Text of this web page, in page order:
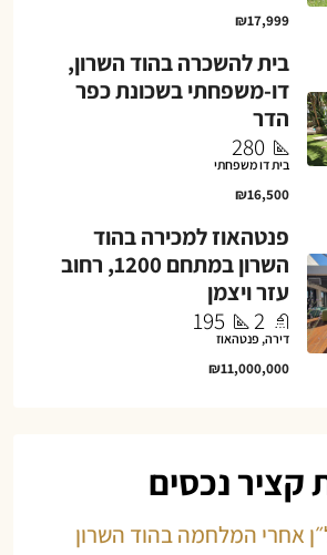
₪17,999
בית להשכרה בהוד השרון,
דו-משפחתי בשכונת כפר
הדר
280
בית דו משפחתי
₪16,500
פנטהאוז למכירה בהוד
השרון במתחם 1200, רחוב
עזר ויצמן
2
195
דירה, פנטהאוז
₪11,000,000
קציר נכסים
אחרי המלחמה בהוד השרון